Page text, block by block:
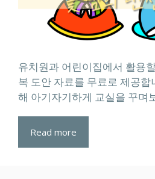
유치원과 어린이집에서 활용
복 도안 자료를 무료로 제공합
해 아기자기하게 교실을 꾸며
Read more